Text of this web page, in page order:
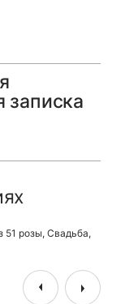
записка
51 розы, Свадьба,